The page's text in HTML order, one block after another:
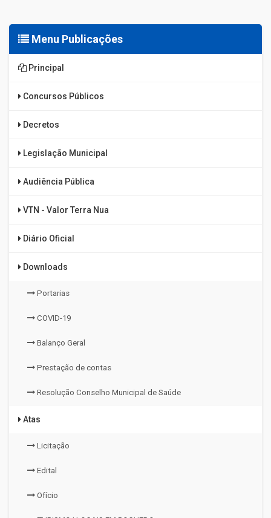
Menu Publicações
Principal
Concursos Públicos
Decretos
Legislação Municipal
Audiência Pública
VTN - Valor Terra Nua
Diário Oficial
Downloads
Portarias
COVID-19
Balanço Geral
Prestação de contas
Resolução Conselho Municipal de Saúde
Atas
Licitação
Edital
Ofício